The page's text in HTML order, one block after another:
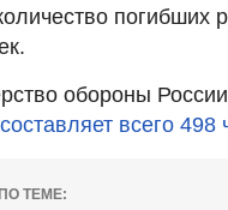
погибших
обороны
составляет всего 498
ТЕМЕ: